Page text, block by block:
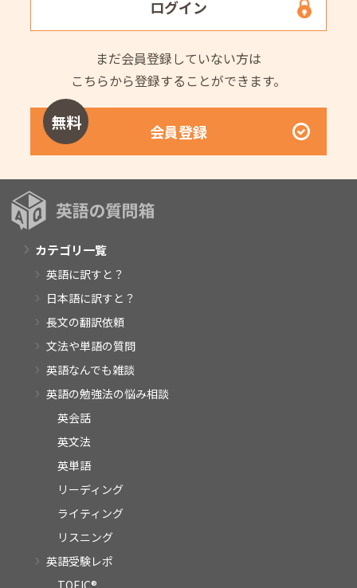
ログイン
まだ会員登録していない方は
こちらから登録することができます。
無料 会員登録
カテゴリ一覧
英語に訳すと？
日本語に訳すと？
長文の翻訳依頼
文法や単語の質問
英語なんでも雑談
英語の勉強法の悩み相談
英会話
英文法
英単語
リーディング
ライティング
リスニング
英語受験レポ
TOEIC®